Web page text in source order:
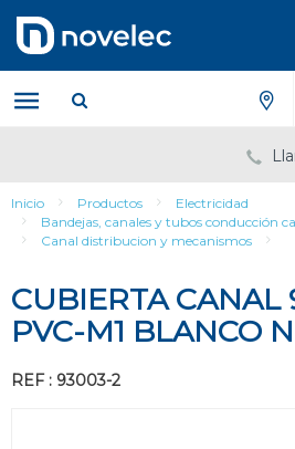
contenido
menú
de
navegación
Inicio Productos
Electricidad
Bandejas, canales y tubos conducción
Canal distribucion y mecanismos
CUBIERTA CANAL
PVC-M1 BLANCO
REF : 93003-2